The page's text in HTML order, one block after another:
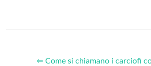
⇐ Come si chiamano i carciofi